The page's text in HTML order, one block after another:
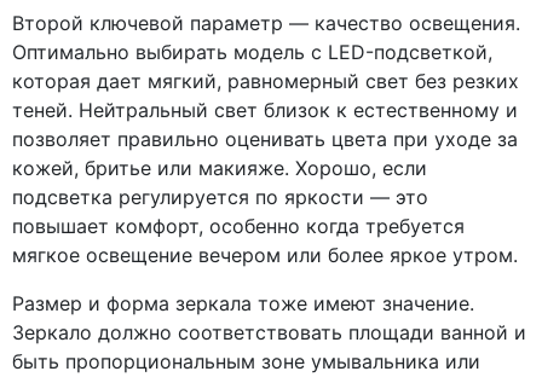
Второй ключевой параметр — качество освещения.
Оптимально выбирать модель с LED-подсветкой,
которая дает мягкий, равномерный свет без резких
теней. Нейтральный свет близок к естественному и
позволяет правильно оценивать цвета при уходе за
кожей, бритье или макияже. Хорошо, если
подсветка регулируется по яркости — это
повышает комфорт, особенно когда требуется
мягкое освещение вечером или более яркое утром.
Размер и форма зеркала тоже имеют значение.
Зеркало должно соответствовать площади ванной и
быть пропорциональным зоне умывальника или